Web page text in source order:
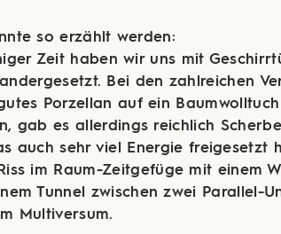
so erzählt werden:
Zeit haben wir uns mit
Bei den zahlreichen
Porzellan auf ein
gab es allerdings reichlich
auch sehr viel Energie freigesetzt
im Raum-Zeitgefüge mit einem
Tunnel zwischen zwei Parallel-
Multiversum.